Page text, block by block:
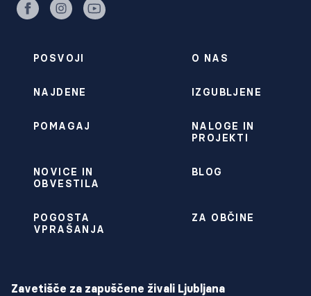
POSVOJI O NAS
NAJDENE IZGUBLJENE
POMAGAJ
NALOGE IN
PROJEKTI
NOVICE IN
OBVESTILA
BLOG
POGOSTA
VPRAŠANJA
ZA OBČINE
Zavetišče za zapuščene živali Ljubljana